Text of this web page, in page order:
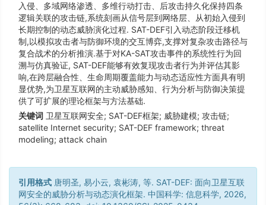
入侵、多域网络渗透、多维行动打击、后攻击持久化保持四条
逻辑关联的攻击链,系统刻画从信号层到网络层、从初始入侵到
长期控制的动态威胁演化过程. SAT-DEF引入动态阶段迁移机
制,以模拟攻击者与防御环境的交互博弈,支撑对复杂攻击路径与
复合战术的分析推演.基于对KA-SAT攻击事件的系统性行为回
溯与仿真验证, SAT-DEF能够有效复现攻击者行为并评估其影
响,在跨层融合性、生命周期覆盖能力与动态适应性方面具有明
显优势,为卫星互联网的主动威胁感知、行为分析与防御决策提
供了可扩展的理论框架与方法基础.
关键词 卫星互联网安全; SAT-DEF框架; 威胁建模; 攻击链;
satellite Internet security; SAT-DEF framework; threat
modeling; attack chain
引用格式 唐明圣, 易小云, 袁彬涛, 等. SAT-DEF: 面向卫星互联
网安全的威胁分析与动态演化框架. 中国科学: 信息科学, 2026,